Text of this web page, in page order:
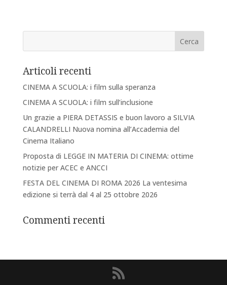
Articoli recenti
CINEMA A SCUOLA: i film sulla speranza
CINEMA A SCUOLA: i film sull’inclusione
Un grazie a PIERA DETASSIS e buon lavoro a SILVIA
CALANDRELLI Nuova nomina all’Accademia del
Cinema Italiano
Proposta di LEGGE IN MATERIA DI CINEMA: ottime
notizie per ACEC e ANCCI
FESTA DEL CINEMA DI ROMA 2026 La ventesima
edizione si terrà dal 4 al 25 ottobre 2026
Commenti recenti